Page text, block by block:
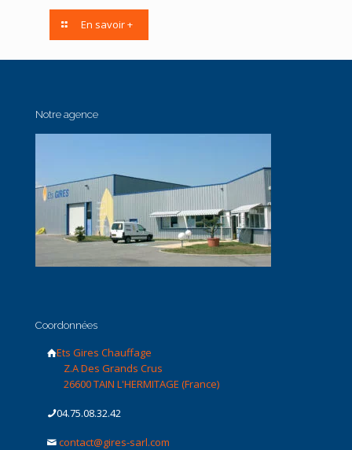
En savoir +
Notre agence
Coordonnées
Ets Gires Chauffage
Z.A Des Grands Crus
26600 TAIN L'HERMITAGE (France)
04.75.08.32.42
contact@gires-sarl.com